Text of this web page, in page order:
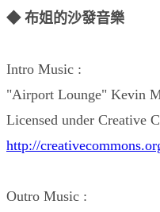
◆ 布姐的沙發音樂
Intro Music :
"Airport Lounge" Kevin
Licensed under Creative
http://
Outro Music :